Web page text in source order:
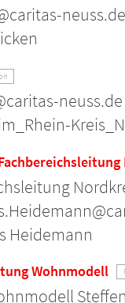
Heidemann
Wohnmodell